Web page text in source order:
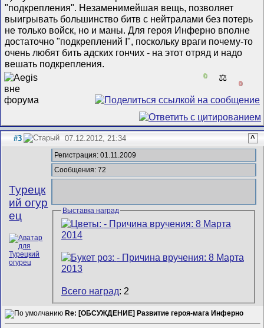
"подкрепления". Незаменимейшая вещь, позволяет
выигрывать большинство битв с нейтралами без потерь
не только войск, но и маны. Для героя Инферно вполне
достаточно "подкреплений I", поскольку враги почему-то
очень любят бить адских гончих - на этот отряд и надо
вешать подкрепления.
0 ⚖️
0
#3 07.12.2012, 21:34 ^
Турецк
ий огур
ец
Регистрация: 01.11.2009
Сообщения: 72
Выставка наград
Всего наград: 2
Re: [ОБСУЖДЕНИЕ] Развитие героя-мага Инферно